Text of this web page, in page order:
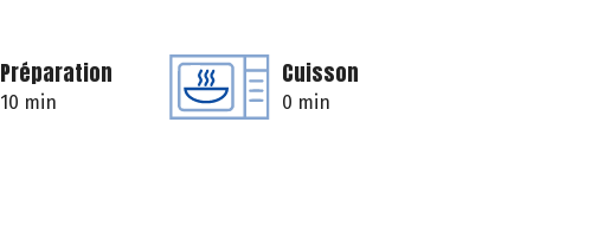
Préparation
10 min
Cuisson
0 min